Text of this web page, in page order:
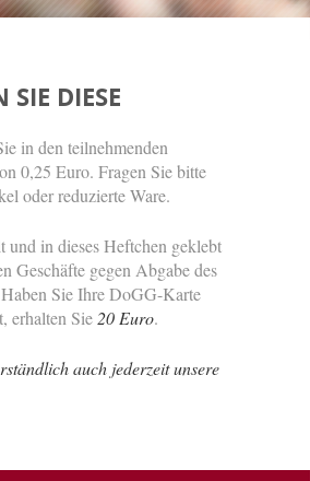
DIESE
in den teilnehmenden
0,25 Euro. Fragen Sie bitte
oder reduzierte Ware.
und in dieses Heftchen geklebt
Geschäfte gegen Abgabe des
Sie Ihre DoGG-Karte
erhalten Sie20 Euro.
auch jederzeit unsere